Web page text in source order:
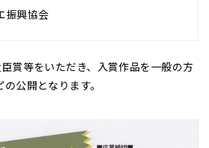
振興協会
賞等をいただき、入賞作品を一般の方
公開となります。